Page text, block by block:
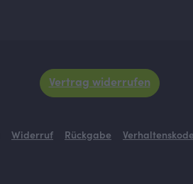
Vertrag widerrufen
Widerruf Rückgabe